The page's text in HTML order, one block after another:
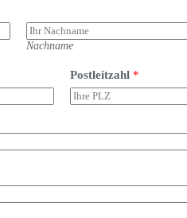
Nachname
Postleitzahl *